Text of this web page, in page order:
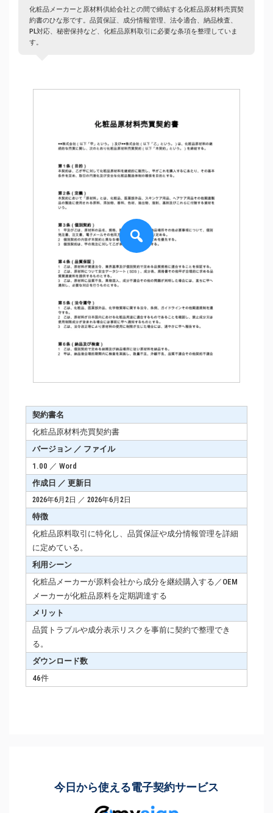
化粧品メーカーと原材料供給会社との間で締結する化粧品原材料売買契
約書のひな形です。品質保証、成分情報管理、法令適合、納品検査、
PL対応、秘密保持など、化粧品原料取引に必要な条項を整理していま
す。
契約書名
化粧品原材料売買契約書
バージョン ／ ファイル
1.00 ／ Word
作成日 ／ 更新日
2026年6月2日 ／ 2026年6月2日
特徴
化粧品原料取引に特化し、品質保証や成分情報管理を詳細
に定めている。
利用シーン
化粧品メーカーが原料会社から成分を継続購入する／OEM
メーカーが化粧品原料を定期調達する
メリット
品質トラブルや成分表示リスクを事前に契約で整理でき
る。
ダウンロード数
46件
今日から使える電子契約サービス